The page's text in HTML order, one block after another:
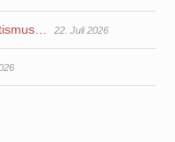
22. Juli 2026